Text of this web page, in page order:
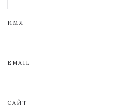
ИМЯ
EMAIL
САЙТ